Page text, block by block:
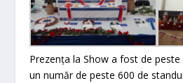
Prezența la Show a fost de
un număr de peste 600 de